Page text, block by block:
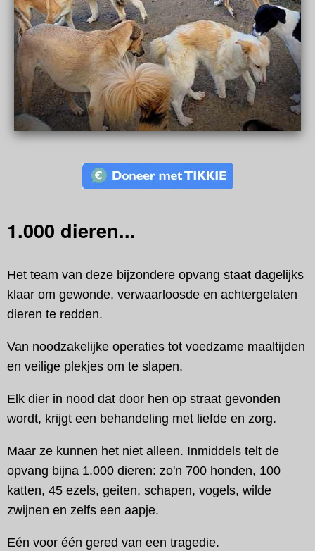
1.000 dieren...
Het team van deze bijzondere opvang staat dagelijks
klaar om gewonde, verwaarloosde en achtergelaten
dieren te redden.
Van noodzakelijke operaties tot voedzame maaltijden
en veilige plekjes om te slapen.
Elk dier in nood dat door hen op straat gevonden
wordt, krijgt een behandeling met liefde en zorg.
Maar ze kunnen het niet alleen. Inmiddels telt de
opvang bijna 1.000 dieren: zo'n 700 honden, 100
katten, 45 ezels, geiten, schapen, vogels, wilde
zwijnen en zelfs een aapje.
Eén voor één gered van een tragedie.